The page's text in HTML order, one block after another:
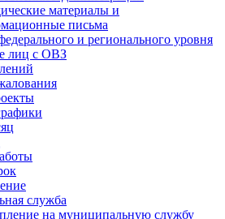
материалы и
письма
и регионального уровня
лиц с ОВЗ
служба
на муниципальную службу